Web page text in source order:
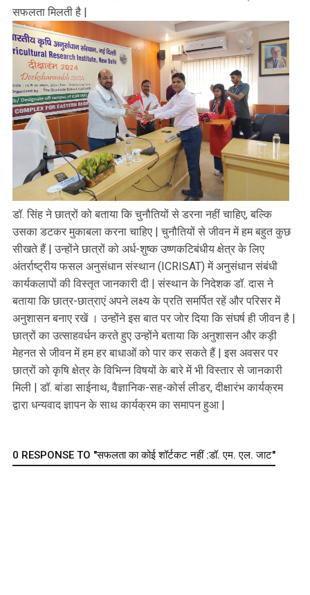
सफलता मिलती है |
डॉ. सिंह ने छात्रों को बताया कि चुनौतियों से डरना नहीं चाहिए, बल्कि
उसका डटकर मुकाबला करना चाहिए | चुनौतियों से जीवन में हम बहुत कुछ
सीखते हैं | उन्होंने छात्रों को अर्ध-शुष्क उष्णकटिबंधीय क्षेत्र के लिए
अंतर्राष्ट्रीय फसल अनुसंधान संस्थान (ICRISAT) में अनुसंधान संबंधी
कार्यकलापों की विस्तृत जानकारी दी | संस्थान के निदेशक डॉ. दास ने
बताया कि छात्र-छात्राएं अपने लक्ष्य के प्रति समर्पित रहें और परिसर में
अनुशासन बनाए रखें । उन्होंने इस बात पर जोर दिया कि संघर्ष ही जीवन है |
छात्रों का उत्साहवर्धन करते हुए उन्होंने बताया कि अनुशासन और कड़ी
मेहनत से जीवन में हम हर बाधाओं को पार कर सकते हैं | इस अवसर पर
छात्रों को कृषि क्षेत्र के विभिन्न विषयों के बारे में भी विस्तार से जानकारी
मिली | डॉ. बांडा साईनाथ, वैज्ञानिक-सह-कोर्स लीडर, दीक्षारंभ कार्यक्रम
द्वारा धन्यवाद ज्ञापन के साथ कार्यक्रम का समापन हुआ |
0 RESPONSE TO "सफलता का कोई शॉर्टकट नहीं :डॉ. एम. एल. जाट"